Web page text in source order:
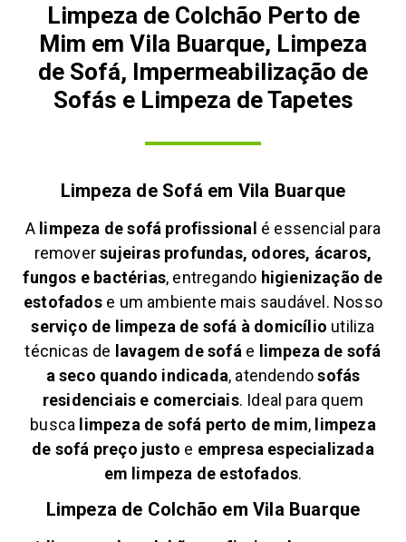
Limpeza de Colchão Perto de
Mim em Vila Buarque, Limpeza
de Sofá, Impermeabilização de
Sofás e Limpeza de Tapetes
Limpeza de Sofá em Vila Buarque
A limpeza de sofá profissional é essencial para
removersujeiras profundas, odores, ácaros,
fungos e bactérias, entregando higienização de
estofadose um ambiente mais saudável. Nosso
serviço de limpeza de sofá à domicílio utiliza
técnicas de lavagem de sofá e limpeza de sofá
a seco quando indicada, atendendosofás
residenciais e comerciais. Ideal para quem
busca limpeza de sofá perto de mim, limpeza
de sofá preço justo e empresa especializada
em limpeza de estofados.
Limpeza de Colchão em Vila Buarque